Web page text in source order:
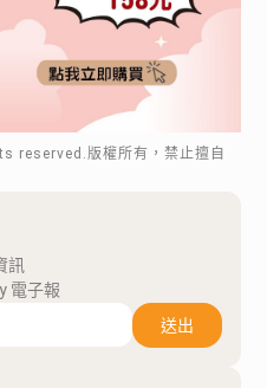
reserved.版權所有，禁止擅自
訊
電子報
送出